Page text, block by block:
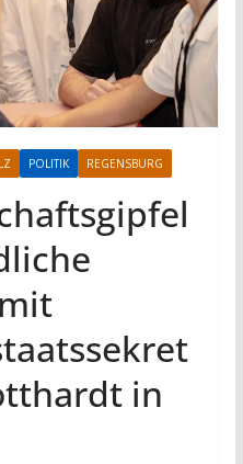
POLITIK REGENSBURG
in